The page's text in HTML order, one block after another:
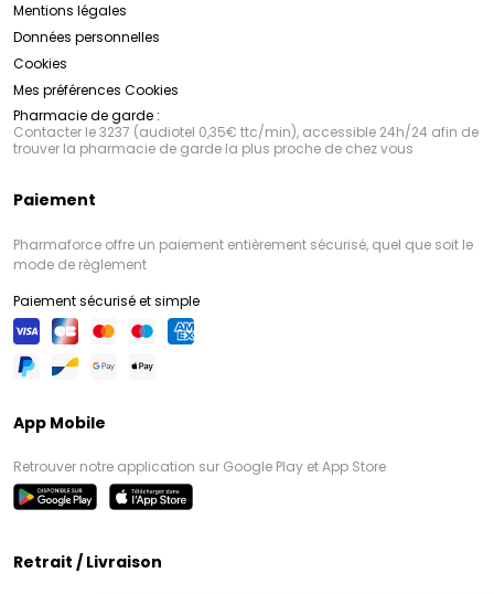
Mentions légales
Données personnelles
Cookies
Mes préférences Cookies
Pharmacie de garde :
Contacter le 3237 (audiotel 0,35€ ttc/min), accessible 24h/24 afin de
trouver la pharmacie de garde la plus proche de chez vous
Paiement
Pharmaforce offre un paiement entièrement sécurisé, quel que soit le
mode de règlement
Paiement sécurisé et simple
App Mobile
Retrouver notre application sur Google Play et App Store
Retrait / Livraison